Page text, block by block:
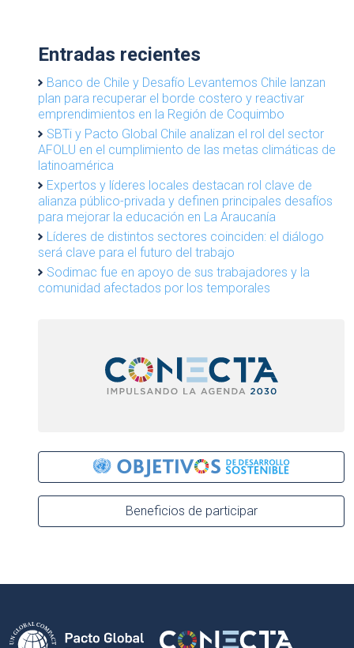
Entradas recientes
Banco de Chile y Desafío Levantemos Chile lanzan
plan para recuperar el borde costero y reactivar
emprendimientos en la Región de Coquimbo
SBTi y Pacto Global Chile analizan el rol del sector
AFOLU en el cumplimiento de las metas climáticas de
latinoamérica
Expertos y líderes locales destacan rol clave de
alianza público-privada y definen principales desafíos
para mejorar la educación en La Araucanía
Líderes de distintos sectores coinciden: el diálogo
será clave para el futuro del trabajo
Sodimac fue en apoyo de sus trabajadores y la
comunidad afectados por los temporales
Beneficios de participar